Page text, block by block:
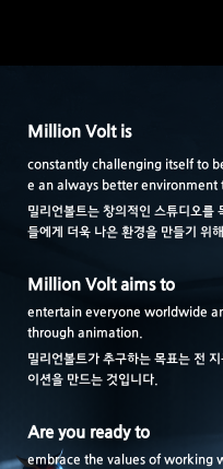
Million Volt is
constantly challenging itself to
e an always better environment
밀리언볼트는 창의적인 스튜디오를
들에게 더욱 나은 환경을 만들기 위
Million Volt aims to
entertain everyone worldwide
through animation.
밀리언볼트가 추구하는 목표는 전
이션을 만드는 것입니다.
Are you ready to
embrace the values of working